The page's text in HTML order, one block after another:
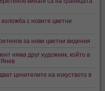
с новите цветни
за нови цветни видения
няма друг художник, който в
Янев
ценителите на изкуството в